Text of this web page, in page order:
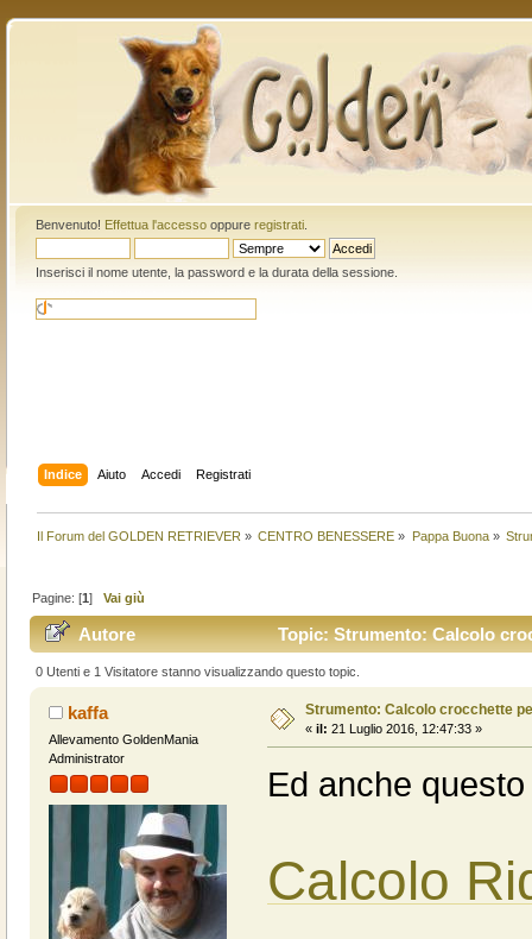
Benvenuto! Effettua l'accessooppure registrati.
Inserisci il nome utente, la password e la durata della sessione.
Indice Aiuto Accedi Registrati
Il Forum del GOLDEN RETRIEVER » CENTRO BENESSERE » Pappa Buona»
Pagine: [1]Vai giù
Autore Topic: Strumento: Calcolo
0 Utenti e 1 Visitatore stanno visualizzando questo topic.
kaffa
Allevamento GoldenMania
Administrator
Strumento: Calcolo crocchette
« il: 21 Luglio 2016, 12:47:33 »
Ed anche
Calcolo